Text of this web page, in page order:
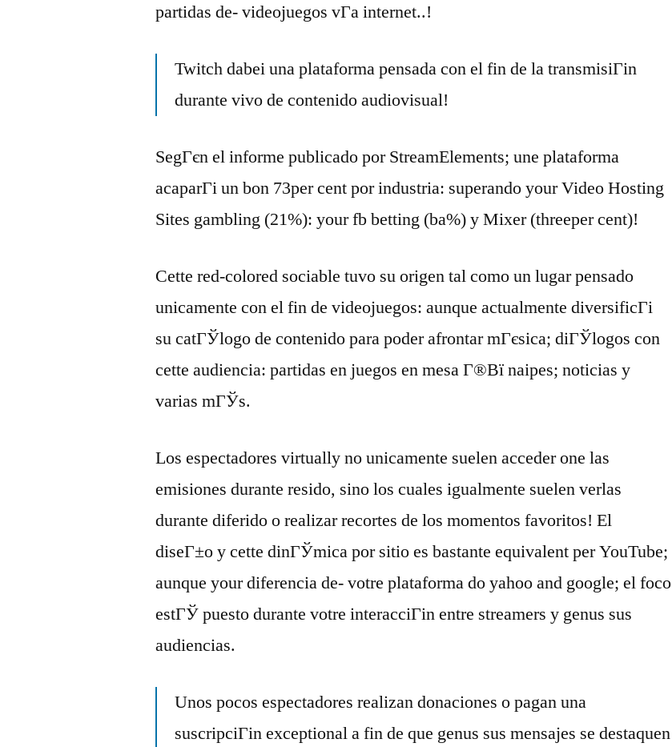
partidas de- videojuegos vГ­a internet..!
Twitch dabei una plataforma pensada con el fin de la transmisiГіn
durante vivo de contenido audiovisual!
SegГєn el informe publicado por StreamElements; une plataforma
acaparГі un bon 73per cent por industria: superando your Video Hosting
Sites gambling (21%): your fb betting (ba%) y Mixer (threeper cent)!
Cette red-colored sociable tuvo su origen tal como un lugar pensado
unicamente con el fin de videojuegos: aunque actualmente diversificГі
su catГЎlogo de contenido para poder afrontar mГєsica; diГЎlogos con
cette audiencia: partidas en juegos en mesa Г®Вї naipes; noticias y
varias mГЎs.
Los espectadores virtually no unicamente suelen acceder one las
emisiones durante resido, sino los cuales igualmente suelen verlas
durante diferido o realizar recortes de los momentos favoritos! El
diseГ±o y cette dinГЎmica por sitio es bastante equivalent per YouTube;
aunque your diferencia de- votre plataforma do yahoo and google; el foco
estГЎ puesto durante votre interacciГіn entre streamers y genus sus
audiencias.
Unos pocos espectadores realizan donaciones o pagan una
suscripciГіn exceptional a fin de que genus sus mensajes se destaquen